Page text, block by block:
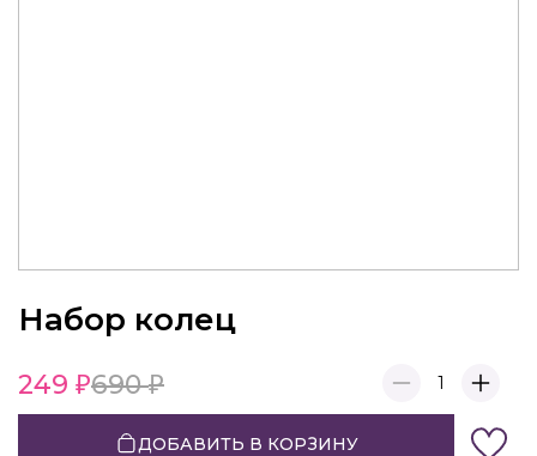
Набор колец
249 690 1
ДОБАВИТЬ В КОРЗИНУ